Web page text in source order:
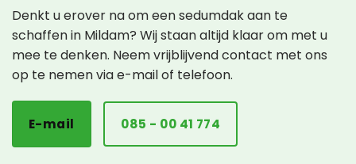
Denkt u erover na om een sedumdak aan te
schaffen in Mildam? Wij staan altijd klaar om met u
mee te denken. Neem vrijblijvend contact met ons
op te nemen via e-mail of telefoon.
E-mail 085 - 00 41 774